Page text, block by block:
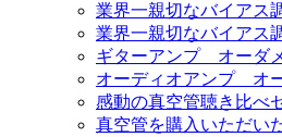
業界一親切なバイア
業界一親切なバイアス
ギターアンプ オーダ
オーディオアンプ オ
感動の真空管聴き比べ
真空管を購入いただい